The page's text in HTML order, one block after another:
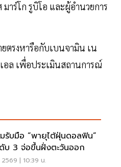
าร์โก รูบิโอ และผู้อำนวยการ
ตรงหารือกับเบนจามิน เน
อล เพื่อประเมินสถานการณ์
รับมือ “พายุไต้ฝุ่นดอลฟิน”
ดับ 3 จ่อขึ้นฝั่งตะวันออก
| 10:39 น.